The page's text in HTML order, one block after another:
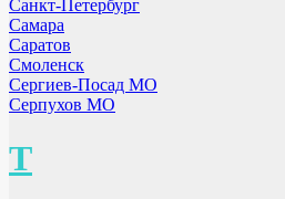
Санкт-Петербург
Самара
Саратов
Смоленск
Сергиев-Посад МО
Серпухов МО
Т